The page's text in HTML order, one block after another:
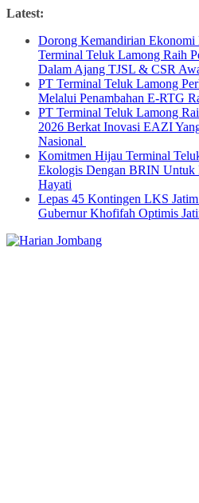
Skip
content
Latest:
Dorong Kemandirian Ekonomi
Terminal Teluk Lamong Raih
Dalam Ajang TJSL & CSR
PT Terminal Teluk Lamong
Melalui Penambahan E-RTG
PT Terminal Teluk Lamong
2026 Berkat Inovasi EAZI
Nasional
Komitmen Hijau Terminal
Ekologis Dengan BRIN Untuk
Hayati
Lepas 45 Kontingen LKS
Gubernur Khofifah Optimis